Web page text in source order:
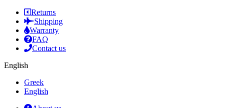
Returns
Shipping
Warranty
FAQ
Contact us
English
Greek
English